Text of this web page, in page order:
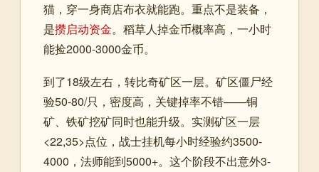
猫，穿一身商店布衣就能跑。重点不是装备，
是攒启动资金。稻草人掉金币概率高，一小时
能捡2000-3000金币。
到了18级左右，转比奇矿区一层。矿区僵尸经
验50-80/只，密度高，关键掉率不错——铜
矿、铁矿挖矿同时也能升级。实测矿区一层
<22,35>点位，战士挂机每小时经验约3500-
4000，法师能到5000+。这个阶段不出意外3-